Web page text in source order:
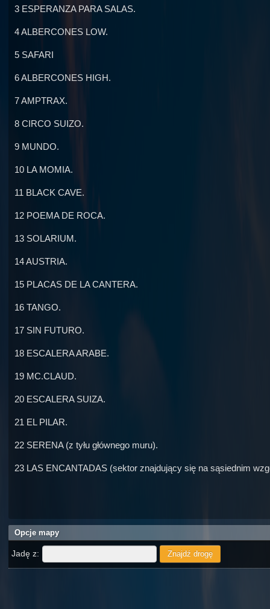
3 ESPERANZA PARA SALAS.
4 ALBERCONES LOW.
5 SAFARI
6 ALBERCONES HIGH.
7 AMPTRAX.
8 CIRCO SUIZO.
9 MUNDO.
10 LA MOMIA.
11 BLACK CAVE.
12 POEMA DE ROCA.
13 SOLARIUM.
14 AUSTRIA.
15 PLACAS DE LA CANTERA.
16 TANGO.
17 SIN FUTURO.
18 ESCALERA ARABE.
19 MC.CLAUD.
20 ESCALERA SUIZA.
21 EL PILAR.
22 SERENA (z tyłu głównego muru).
23 LAS ENCANTADAS (sektor znajdujący się na sąsiednim
Opcje mapy
Jadę z: